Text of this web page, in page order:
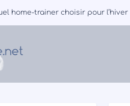
home-trainer choisir pour l’hiver